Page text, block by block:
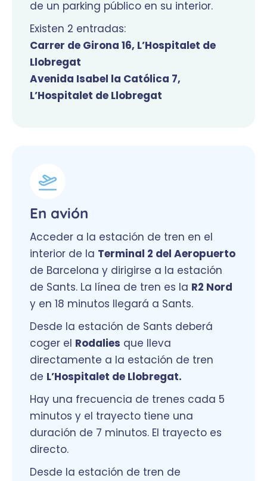
de un parking público en su interior.
Existen 2 entradas:
Carrer de Girona 16, L’Hospitalet de
Llobregat
Avenida Isabel la Católica 7,
L’Hospitalet de Llobregat
En avión
Acceder a la estación de tren en el
interior de la Terminal 2 del Aeropuerto
de Barcelona y dirigirse a la estación
de Sants. La línea de tren es la R2 Nord
y en 18 minutos llegará a Sants.
Desde la estación de Sants deberá
coger el Rodalies que lleva
directamente a la estación de tren
de L’Hospitalet de Llobregat.
Hay una frecuencia de trenes cada 5
minutos y el trayecto tiene una
duración de 7 minutos. El trayecto es
directo.
Desde la estación de tren de